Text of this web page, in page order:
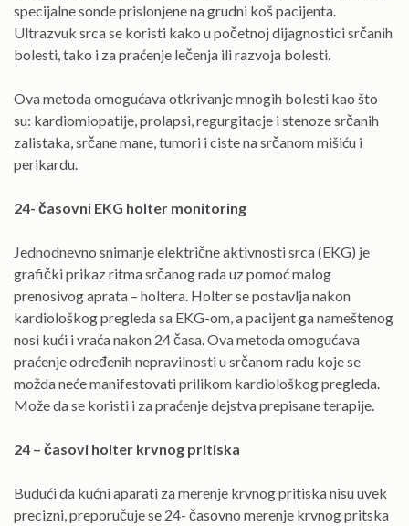
specijalne sonde prislonjene na grudni koš pacijenta.
Ultrazvuk srca se koristi kako u početnoj dijagnostici srčanih
bolesti, tako i za praćenje lečenja ili razvoja bolesti.
Ova metoda omogućava otkrivanje mnogih bolesti kao što
su: kardiomiopatije, prolapsi, regurgitacje i stenoze srčanih
zalistaka, srčane mane, tumori i ciste na srčanom mišiću i
perikardu.
24- časovni EKG holter monitoring
Jednodnevno snimanje električne aktivnosti srca (EKG) je
grafički prikaz ritma srčanog rada uz pomoć malog
prenosivog aprata – holtera. Holter se postavlja nakon
kardiološkog pregleda sa EKG-om, a pacijent ga nameštenog
nosi kući i vraća nakon 24 časa. Ova metoda omogućava
praćenje određenih nepravilnosti u srčanom radu koje se
možda neće manifestovati prilikom kardiološkog pregleda.
Može da se koristi i za praćenje dejstva prepisane terapije.
24 – časovi holter krvnog pritiska
Budući da kućni aparati za merenje krvnog pritiska nisu uvek
precizni, preporučuje se 24- časovno merenje krvnog pritska